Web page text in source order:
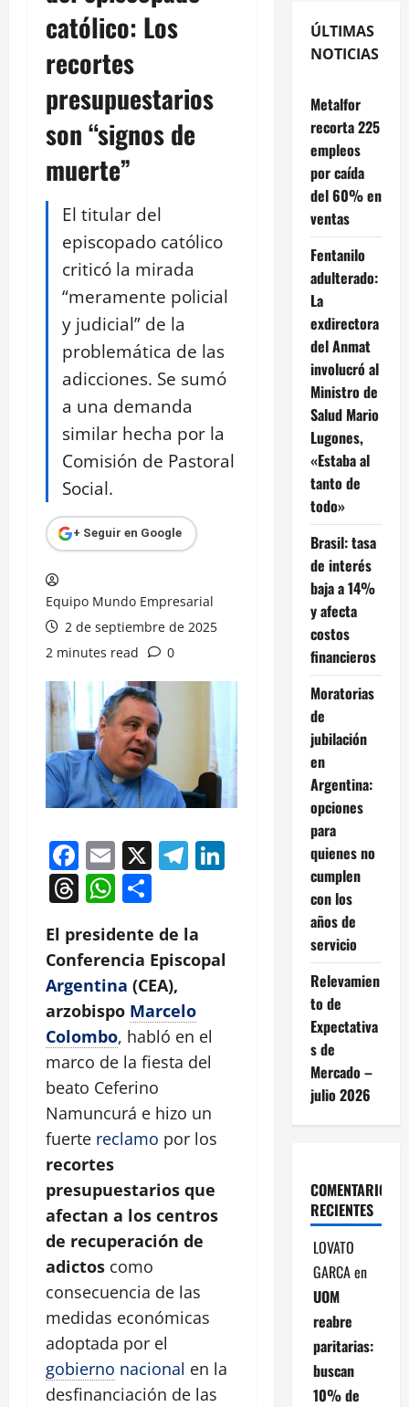
católico: Los
recortes
presupuestarios
son “signos de
muerte”
El titular del
episcopado católico
criticó la mirada
“meramente policial
y judicial” de la
problemática de las
adicciones. Se sumó
a una demanda
similar hecha por la
Comisión de Pastoral
Social.
+ Seguir en Google
Equipo Mundo Empresarial
2 de septiembre de 2025
2 minutes read
0
Facebook
Email
X Telegram
LinkedIn
Threads
WhatsApp
El presidente de la
Conferencia Episcopal
Argentina (CEA),
arzobispo Marcelo
Colombo, habló en el
marco de la fiesta del
beato Ceferino
Namuncurá e hizo un
fuerte reclamo por los
recortes
presupuestarios que
afectan a los centros
de recuperación de
adictos como
consecuencia de las
medidas económicas
adoptada por el
gobierno nacional en la
desfinanciación de las
ÚLTIMAS
NOTICIAS
Metalfor
recorta 225
empleos
por caída
del 60% en
ventas
Fentanilo
adulterado:
La
exdirectora
del Anmat
involucró al
Ministro de
Salud Mario
Lugones,
«Estaba al
tanto de
todo»
Brasil: tasa
de interés
baja a 14%
y afecta
costos
financieros
Moratorias
de
jubilación
en
Argentina:
opciones
para
quienes no
cumplen
con los
años de
servicio
Relevamien
to de
Expectativa
s de
Mercado –
julio 2026
COMENTARIOS
RECIENTES
LOVATO
GARCAen
UOM
reabre
paritarias:
buscan
10% de